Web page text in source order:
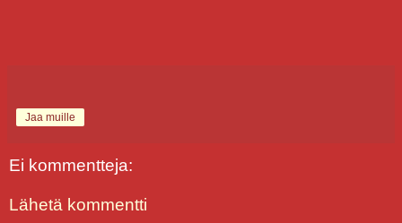
Jaa muille
Ei kommentteja:
Lähetä kommentti